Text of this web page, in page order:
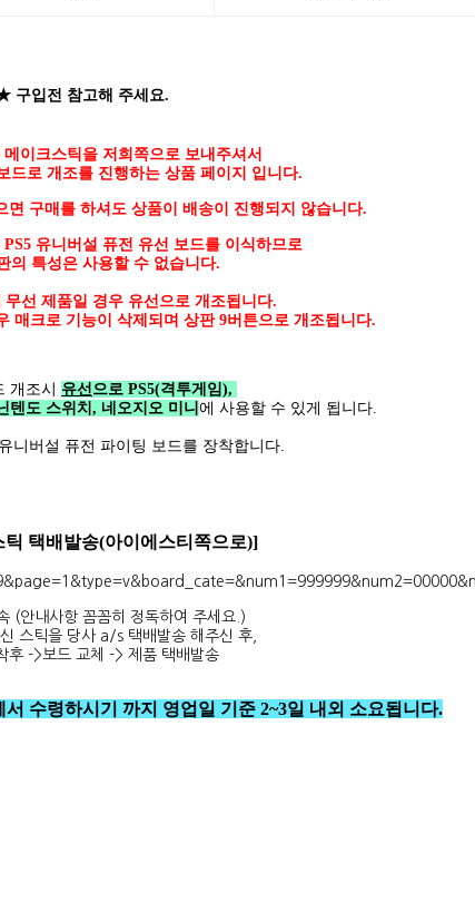
구입전 참고해 주세요.
이크스틱을 저희쪽으로 보내주셔서
드로 개조를 진행하는 상품 페이지 입니다.
면 구매를 하셔도 상품이 배송이 진행되지 않습니다.
유니버설 퓨전 유선 보드를 이식하므로
의 특성은 사용할 수 없습니다.
무선 제품일 경우 유선으로 개조됩니다.
매크로 기능이 삭제되며 상판 9버튼으로 개조됩니다.
개조시 유선으로 PS5(격투게임),
텐도 스위치, 네오지오 미니 에 사용할 수 있게 됩니다.
니버설 퓨전 파이팅 보드를 장착합니다.
틱 택배발송(아이에스티쪽으로)]
(안내사항 꼼꼼히 정독하여 주세요.)
스틱을 당사 a/s 택배발송 해주신 후,
후 ->보드 교체 -> 제품 택배발송
수령하시기 까지 영업일 기준 2~3일 내외 소요됩니다.